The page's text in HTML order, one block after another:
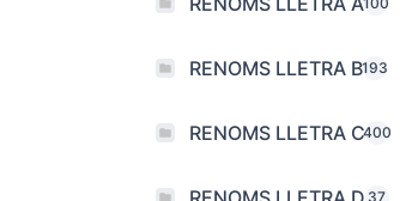
RENOMS LLETRA B193
RENOMS LLETRA C400
37